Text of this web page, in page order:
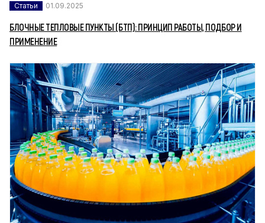
Статьи 01.09.2025
БЛОЧНЫЕ ТЕПЛОВЫЕ ПУНКТЫ (БТП): ПРИНЦИП РАБОТЫ, ПОДБОР И
ПРИМЕНЕНИЕ